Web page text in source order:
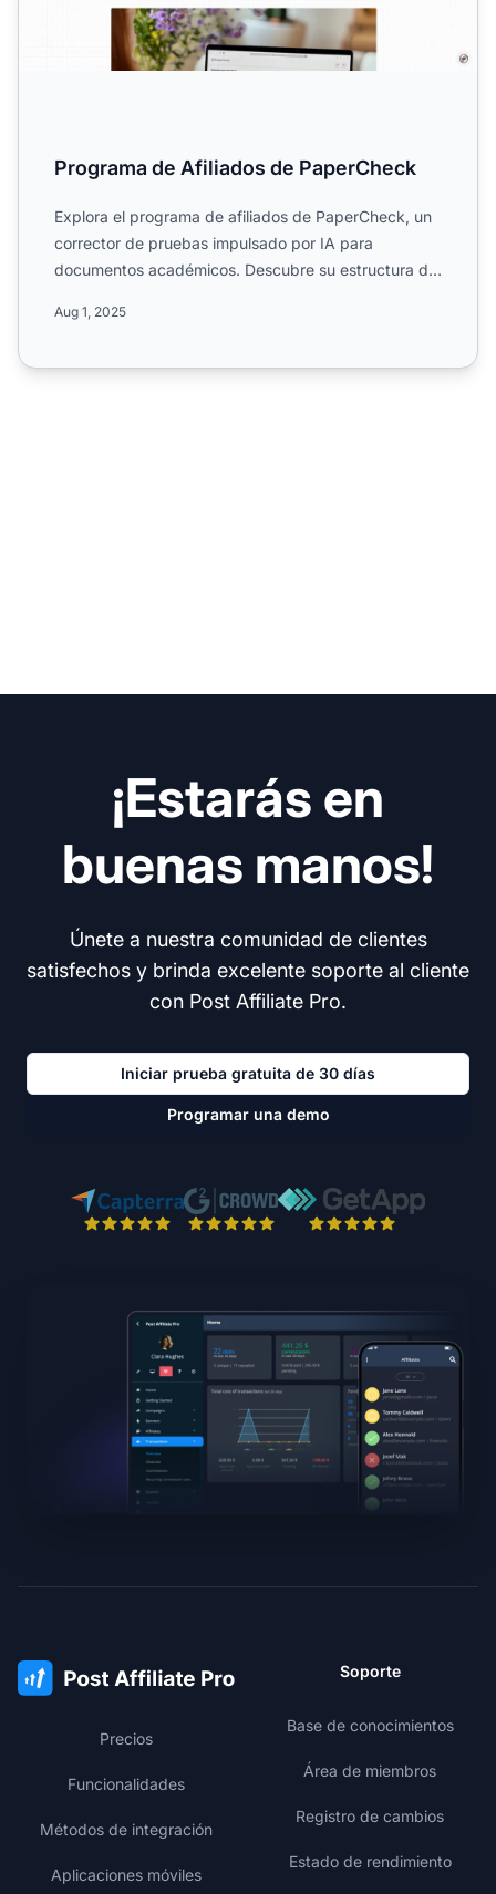
Programa de Afiliados de PaperCheck
Explora el programa de afiliados de PaperCheck, un
corrector de pruebas impulsado por IA para
documentos académicos. Descubre su estructura de
Aug 1, 2025
¡Estarás en
buenas manos!
Únete a nuestra comunidad de clientes
satisfechos y brinda excelente soporte al cliente
con Post Affiliate Pro.
Iniciar prueba gratuita de 30 días
Programar una demo
Precios
Funcionalidades
Métodos de integración
Aplicaciones móviles
Soporte
Base de conocimientos
Área de miembros
Registro de cambios
Estado de rendimiento